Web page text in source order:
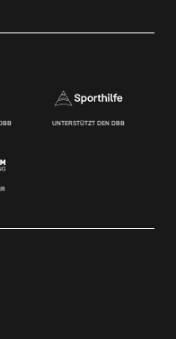
UNTERSTÜTZT DEN DBB